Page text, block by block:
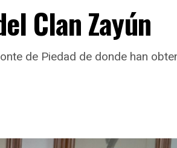
Clan Zayún
de Piedad de donde han